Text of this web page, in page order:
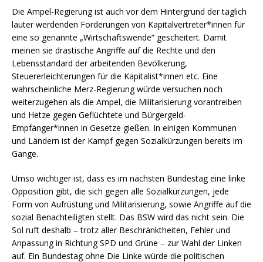
Die Ampel-Regierung ist auch vor dem Hintergrund der täglich
lauter werdenden Forderungen von Kapitalvertreter*innen für
eine so genannte „Wirtschaftswende“ gescheitert. Damit
meinen sie drastische Angriffe auf die Rechte und den
Lebensstandard der arbeitenden Bevölkerung,
Steuererleichterungen für die Kapitalist*innen etc. Eine
wahrscheinliche Merz-Regierung würde versuchen noch
weiterzugehen als die Ampel, die Militarisierung vorantreiben
und Hetze gegen Geflüchtete und Bürgergeld-
Empfänger*innen in Gesetze gießen. In einigen Kommunen
und Ländern ist der Kampf gegen Sozialkürzungen bereits im
Gange.
Umso wichtiger ist, dass es im nächsten Bundestag eine linke
Opposition gibt, die sich gegen alle Sozialkürzungen, jede
Form von Aufrüstung und Militarisierung, sowie Angriffe auf die
sozial Benachteiligten stellt. Das BSW wird das nicht sein. Die
Sol ruft deshalb – trotz aller Beschränktheiten, Fehler und
Anpassung in Richtung SPD und Grüne – zur Wahl der Linken
auf. Ein Bundestag ohne Die Linke würde die politischen